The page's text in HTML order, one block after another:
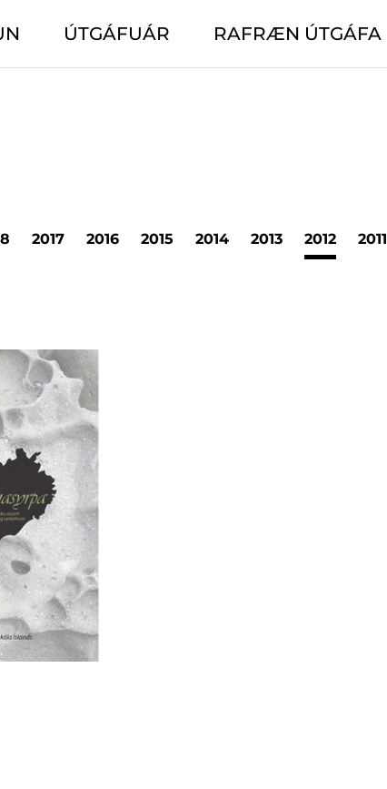
ÚTGÁFUÁR RAFRÆN ÚTGÁFA
2017 2016 2015 2014 2013 2012 2011